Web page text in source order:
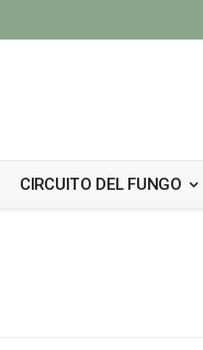
CIRCUITO DEL FUNGO